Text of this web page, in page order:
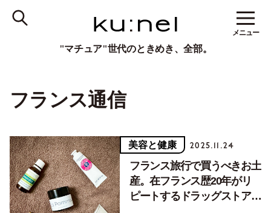
"マチュア"世代のときめき、全部。
メニュー
フランス通信
美容と健康 2025.11.24
フランス旅行で買うべきお土
産。在フランス歴20年がリ
ピートするドラッグストアコ